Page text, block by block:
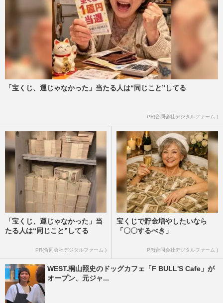
「宝くじ、運じゃなかった」当たる人は“同じこと”してる
PR(合同会社デジタルファーム )
「宝くじ、運じゃなかった」当
たる人は“同じこと”してる
PR(合同会社デジタルファーム )
宝くじで貯金増やしたいなら
「〇〇するべき」
PR(合同会社デジタルファーム )
WEST.桐山照史のドッグカフェ「F BULL'S Cafe」が
オープン、元ジャ...